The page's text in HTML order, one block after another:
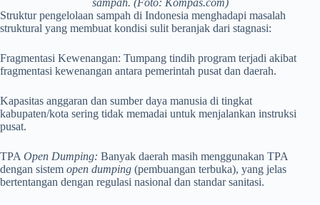
sampah. (Foto: Kompas.com)
Struktur pengelolaan sampah di Indonesia menghadapi masalah
struktural yang membuat kondisi sulit beranjak dari stagnasi:
Fragmentasi Kewenangan: Tumpang tindih program terjadi akibat
fragmentasi kewenangan antara pemerintah pusat dan daerah.
Kapasitas anggaran dan sumber daya manusia di tingkat
kabupaten/kota sering tidak memadai untuk menjalankan instruksi
pusat.
TPAOpen Dumping: Banyak daerah masih menggunakan TPA
dengan sistem open dumping (pembuangan terbuka), yang jelas
bertentangan dengan regulasi nasional dan standar sanitasi.